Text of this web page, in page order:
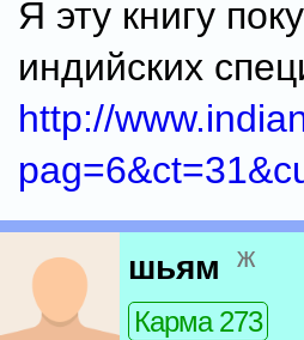
Я эту книгу
индийских
http://
шьям ж
Карма 273